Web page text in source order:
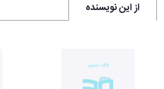
از این نویسنده